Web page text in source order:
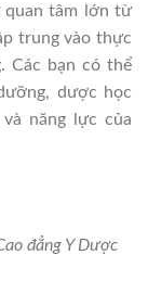
quan tâm lớn từ
trung vào thực
Các bạn có thể
dược học
năng lực của
đẳng Y Dược